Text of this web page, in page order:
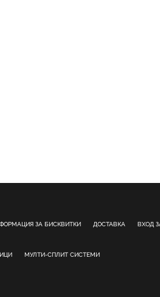
ЗА БИСКВИТКИ ДОСТАВКА ВХОД
МУЛТИ-СПЛИТ СИСТЕМИ